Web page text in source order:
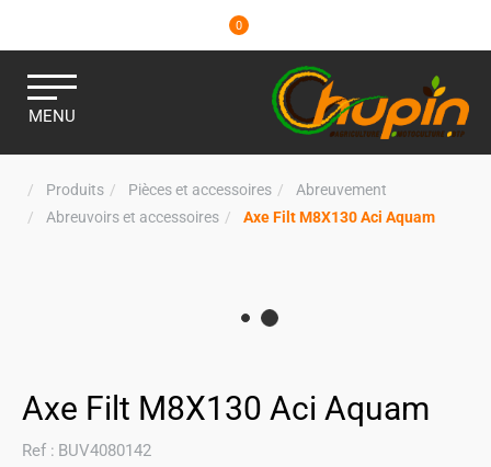
0
MENU
Produits Pièces et accessoires
Abreuvement
Abreuvoirs et accessoires
Axe Filt M8X130 Aci Aquam
Axe Filt M8X130 Aci Aquam
Ref : BUV4080142